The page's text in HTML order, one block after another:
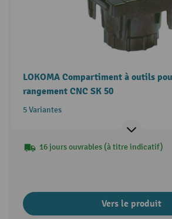
LOKOMA Compartiment à outils
rangement CNC SK 50
5 Variantes
16 jours ouvrables (à titre indicatif)
Vers le produit